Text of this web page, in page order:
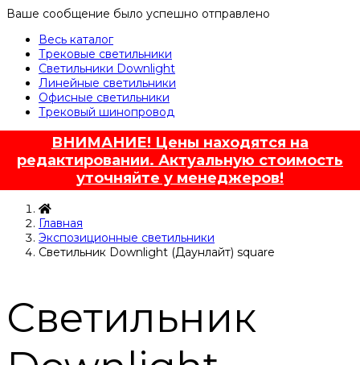
Ваше сообщение было успешно отправлено
Весь каталог
Трековые светильники
Светильники Downlight
Линейные светильники
Офисные светильники
Трековый шинопровод
ВНИМАНИЕ! Цены находятся на
редактировании. Актуальную стоимость
уточняйте у менеджеров!
Главная
Экспозиционные светильники
Светильник Downlight (Даунлайт) square
Светильник